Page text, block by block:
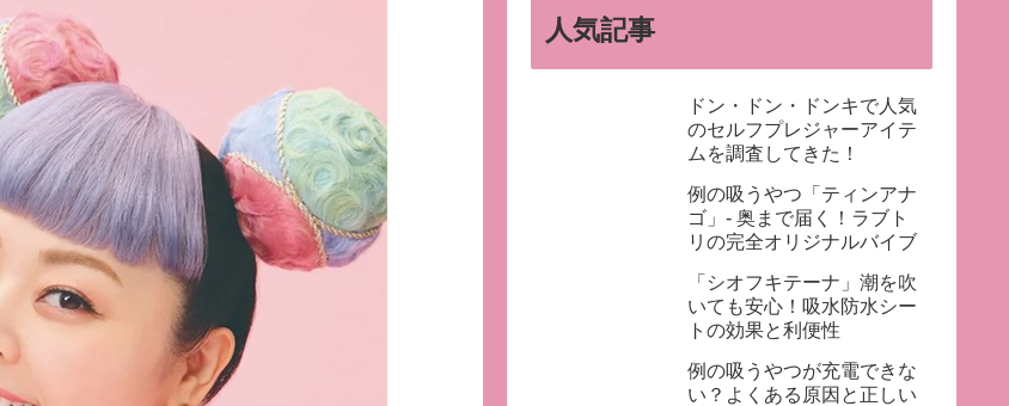
人気記事
ドン・ドン・ドンキで人気
のセルフプレジャーアイテ
ムを調査してきた！
例の吸うやつ「ティンアナ
ゴ」- 奥まで届く！ラブト
リの完全オリジナルバイブ
「シオフキテーナ」潮を吹
いても安心！吸水防水シー
トの効果と利便性
例の吸うやつが充電できな
い？よくある原因と正しい